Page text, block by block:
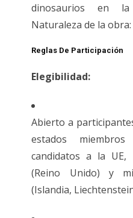
dinosaurios en
Naturaleza de la
Reglas De Participación
Elegibilidad:
Abierto a
estados
candidatos a la UE,
(Reino Unido) y
(Islandia,